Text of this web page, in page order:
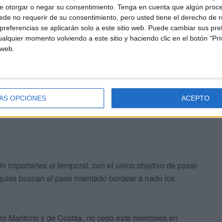
otorgar o negar su consentimiento. Tenga en cuenta que algún
no requerir de su consentimiento, pero usted tiene el derecho de
se aplicarán solo a este sitio web. Puede cambiar sus
momento volviendo a este sitio y haciendo clic en el botón
OPCIONES ACEPTO
Civil halló el cuerpo de un varón magrebí,
espigón y que se encontraba en avanzado estado de
que no hayan tenido contacto con sus
Lo complicado es conseguir que esas familias
importarles el temporal, con el único objetivo de pasar
buscan el pase intentado bordear a nado los
Marítimo y de Costas, no cesó este miércoles en